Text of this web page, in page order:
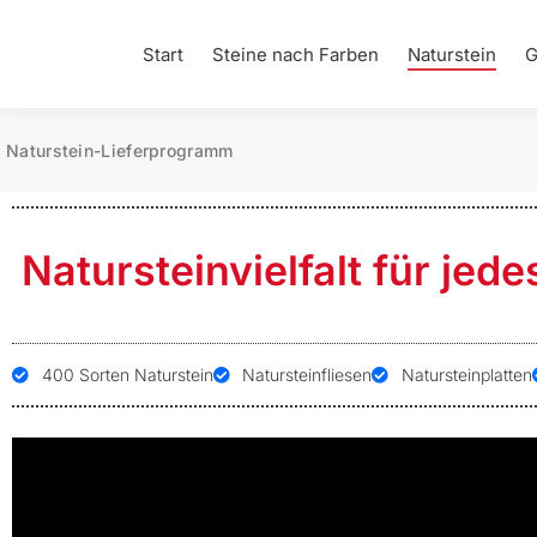
Start Steine nach Farben Naturstein
Naturstein-Lieferprogramm
Natursteinvielfalt für
400 Sorten Naturstein Natursteinfliesen Natursteinplatten